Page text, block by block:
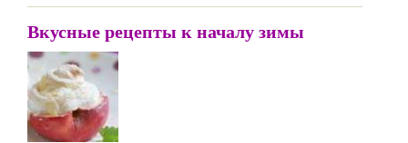
Вкусные рецепты к началу зимы